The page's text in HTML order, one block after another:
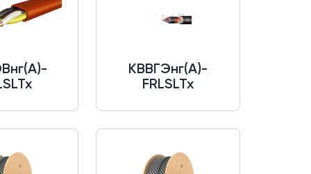
КВВГЭнг(A)-
FRLSLTx